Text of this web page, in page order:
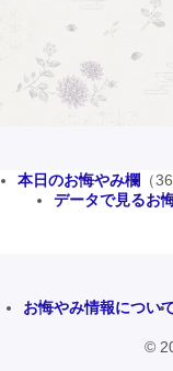
本日のお悔やみ欄 （
データで見るお
お悔やみ情報につい
©